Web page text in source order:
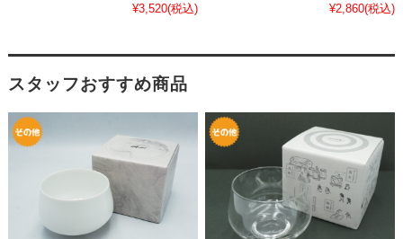
¥3,520(税込)
¥2,860(税込)
スタッフおすすめ商品